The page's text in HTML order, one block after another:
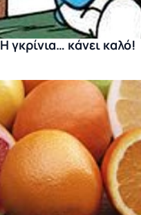
Η γκρίνια… κάνει καλό!